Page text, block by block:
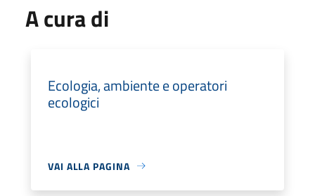
A cura di
Ecologia, ambiente e operatori
ecologici
VAI ALLA PAGINA